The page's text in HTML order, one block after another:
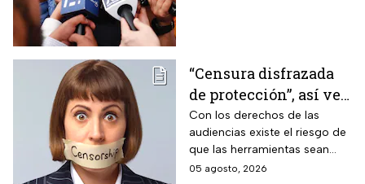
“Censura disfrazada
de protección”, así ve
Roberto Ruíz los
cambios a la Ley de
Telecomunicaciones
Con los derechos de las
audiencias existe el riesgo de
que las herramientas sean
utilizadas para presionar o
05 agosto, 2026